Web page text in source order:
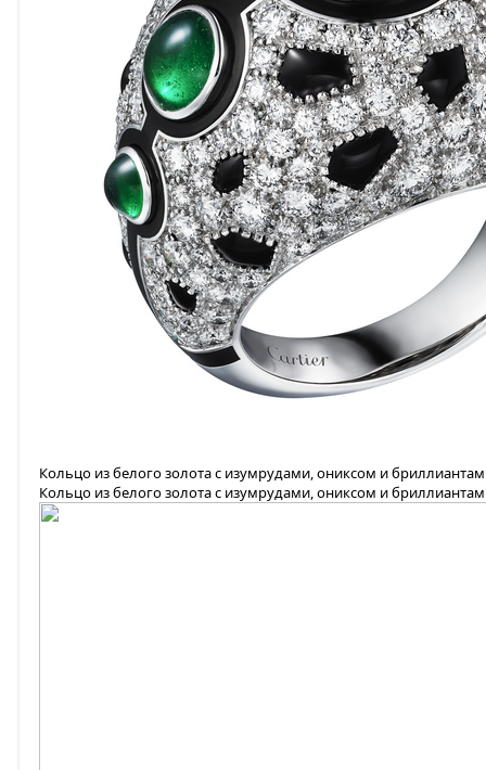
Кольцо из белого золота с изумрудами, ониксом и
Кольцо из белого золота с изумрудами, ониксом и